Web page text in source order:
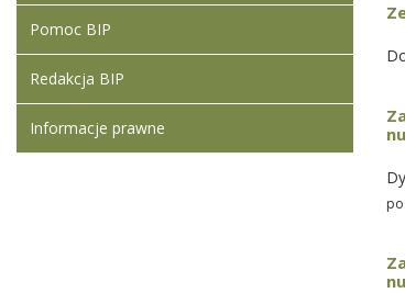
Pomoc BIP
Redakcja BIP
Informacje prawne